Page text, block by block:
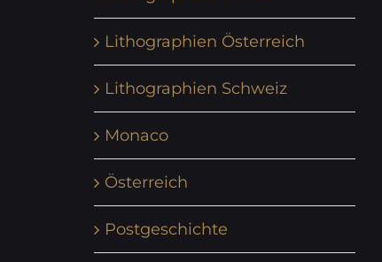
Lithographien Österreich
Lithographien Schweiz
Monaco
Österreich
Postgeschichte